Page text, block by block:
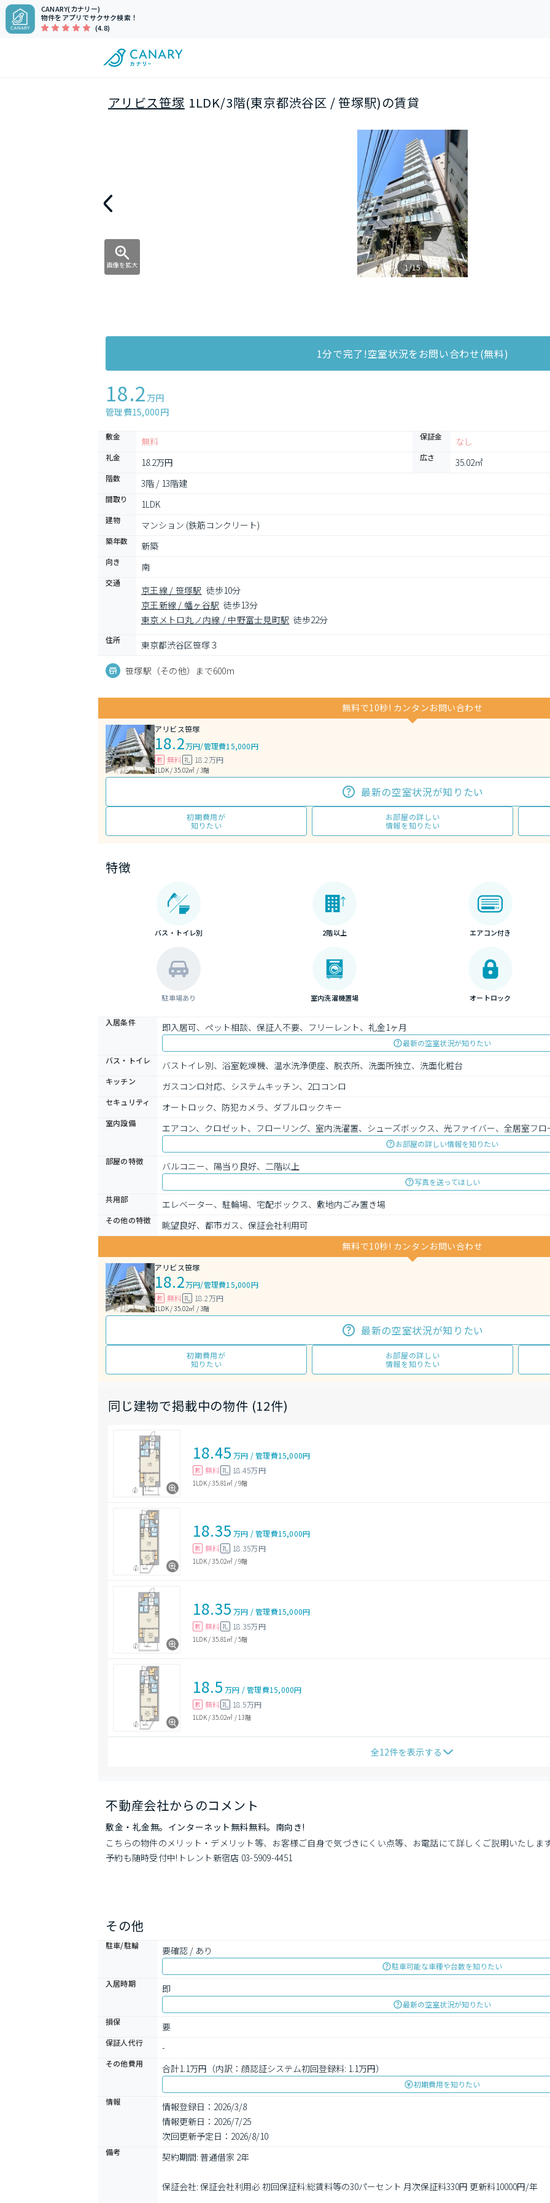
CANARY(カナリー)
物件をアプリでサクサク検索！
(4.8)
アリビス笹塚 1LDK/3階(東京都渋谷区 / 笹塚駅)の賃貸
画像を拡大 1/15
1分で完了!空室状況をお問い合わせ(無料)
18.2 万円
管理費15,000円
敷金 無料 保証金 なし
礼金 18.2万円 広さ 35.02㎡
階数 3階 / 13階建
間取り 1LDK
建物 マンション (鉄筋コンクリート)
築年数 新築
向き 南
交通
京王線 / 笹塚駅 徒歩10分
京王新線 / 幡ヶ谷駅 徒歩13分
東京メトロ丸ノ内線 / 中野富士見町駅 徒歩22分
住所 東京都渋谷区笹塚３
笹塚駅（その他）まで600m
無料で10秒! カンタンお問い合わせ
アリビス笹塚
18.2万円/管理費15,000円
敷 無料 礼 18.2万円
1LDK / 35.02㎡ / 3階
最新の空室状況が知りたい
初期費用が
知りたい
お部屋の詳しい
情報を知りたい
特徴
バス・トイレ別 2階以上 エアコン付き
駐車場あり 室内洗濯機置場 オートロック
入居条件 即入居可、ペット相談、保証人不要、フリーレント、礼金1ヶ月
最新の空室状況が知りたい
バス・トイレ
バストイレ別、浴室乾燥機、温水洗浄便座、脱衣所、洗面所独立、洗面化粧台
キッチン ガスコンロ対応、システムキッチン、2口コンロ
セキュリティ オートロック、防犯カメラ、ダブルロックキー
室内設備 エアコン、クロゼット、フローリング、室内洗濯置、シューズボックス、光ファイバー、全居室フ
お部屋の詳しい情報を知りたい
部屋の特徴
バルコニー、陽当り良好、二階以上
写真を送ってほしい
共用部
エレベーター、駐輪場、宅配ボックス、敷地内ごみ置き場
その他の特徴
眺望良好、都市ガス、保証会社利用可
無料で10秒! カンタンお問い合わせ
アリビス笹塚
18.2万円/管理費15,000円
敷 無料 礼 18.2万円
1LDK / 35.02㎡ / 3階
最新の空室状況が知りたい
初期費用が
知りたい
お部屋の詳しい
情報を知りたい
同じ建物で掲載中の物件 (12件)
18.45 万円 /管理費15,000円
敷 無料 礼 18.45万円
1LDK/35.81㎡ /9階
18.35 万円 /管理費15,000円
敷 無料 礼 18.35万円
1LDK/35.02㎡ /9階
18.35 万円 /管理費15,000円
敷 無料 礼 18.35万円
1LDK/35.81㎡ /5階
18.5 万円 /管理費15,000円
敷 無料 礼 18.5万円
1LDK/35.02㎡ / 13階
全12件を表示する
不動産会社からのコメント
敷金・礼金無。インターネット無料無料。南向き!
こちらの物件のメリット・デメリット等、お客様ご自身で気づきにくい点等、お電話にて詳しくご説明いたしま
予約も随時受付中!トレント新宿店 03-5909-4451
その他
駐車/駐輪 要確認 / あり
駐車可能な車種や台数を知りたい
入居時期
即
最新の空室状況が知りたい
損保
要
保証人代行 -
その他費用 合計1.1万円（内訳：顔認証システム初回登録料: 1.1万円）
初期費用を知りたい
情報
情報登録日：2026/3/8
情報更新日：2026/7/25
次回更新予定日：2026/8/10
備考 契約期間: 普通借家 2年
保証会社: 保証会社利用必 初回保証料:総賃料等の30パーセント 月次保証料330円 更新料10000円/年